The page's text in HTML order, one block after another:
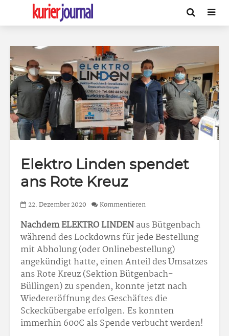
Elektro Linden spendet
ans Rote Kreuz
22. Dezember 2020 Kommentieren
Nachdem ELEKTRO LINDENaus Bütgenbach
während des Lockdowns für jede Bestellung
mit Abholung (oder Onlinebestellung)
angekündigt hatte, einen Anteil des Umsatzes
ans Rote Kreuz (Sektion Bütgenbach-
Büllingen) zu spenden, konnte jetzt nach
Wiedereröffnung des Geschäftes die
Sckeckübergabe erfolgen. Es konnten
immerhin 600€ als Spende verbucht werden!